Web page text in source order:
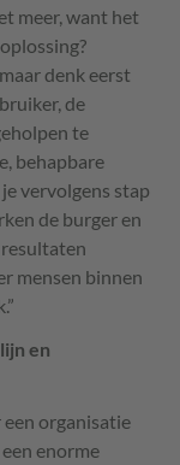
meer, want het
denk eerst
de
te
behapbare
vervolgens stap
de burger en
mensen binnen
en
organisatie
enorme